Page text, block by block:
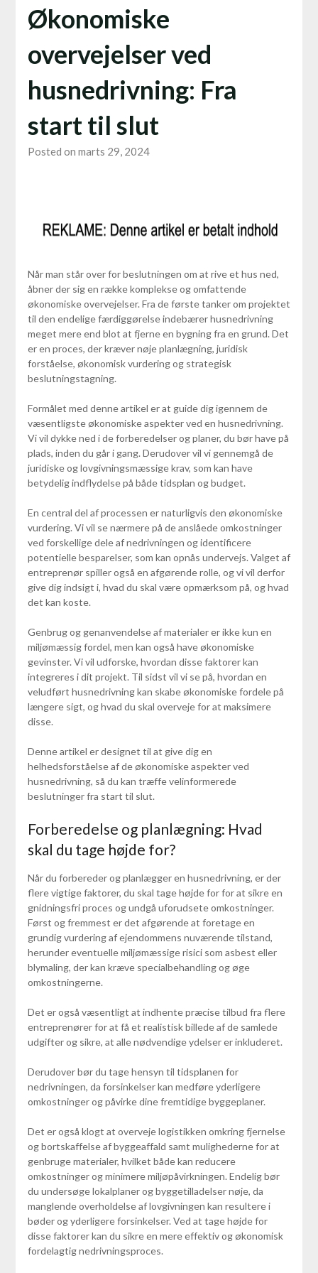
Økonomiske
overvejelser ved
husnedrivning: Fra
start til slut
Posted on marts 29, 2024
Når man står over for beslutningen om at rive et hus ned,
åbner der sig en række komplekse og omfattende
økonomiske overvejelser. Fra de første tanker om projektet
til den endelige færdiggørelse indebærer husnedrivning
meget mere end blot at fjerne en bygning fra en grund. Det
er en proces, der kræver nøje planlægning, juridisk
forståelse, økonomisk vurdering og strategisk
beslutningstagning.
Formålet med denne artikel er at guide dig igennem de
væsentligste økonomiske aspekter ved en husnedrivning.
Vi vil dykke ned i de forberedelser og planer, du bør have på
plads, inden du går i gang. Derudover vil vi gennemgå de
juridiske og lovgivningsmæssige krav, som kan have
betydelig indflydelse på både tidsplan og budget.
En central del af processen er naturligvis den økonomiske
vurdering. Vi vil se nærmere på de anslåede omkostninger
ved forskellige dele af nedrivningen og identificere
potentielle besparelser, som kan opnås undervejs. Valget af
entreprenør spiller også en afgørende rolle, og vi vil derfor
give dig indsigt i, hvad du skal være opmærksom på, og hvad
det kan koste.
Genbrug og genanvendelse af materialer er ikke kun en
miljømæssig fordel, men kan også have økonomiske
gevinster. Vi vil udforske, hvordan disse faktorer kan
integreres i dit projekt. Til sidst vil vi se på, hvordan en
veludført husnedrivning kan skabe økonomiske fordele på
længere sigt, og hvad du skal overveje for at maksimere
disse.
Denne artikel er designet til at give dig en
helhedsforståelse af de økonomiske aspekter ved
husnedrivning, så du kan træffe velinformerede
beslutninger fra start til slut.
Forberedelse og planlægning: Hvad
skal du tage højde for?
Når du forbereder og planlægger en husnedrivning, er der
flere vigtige faktorer, du skal tage højde for for at sikre en
gnidningsfri proces og undgå uforudsete omkostninger.
Først og fremmest er det afgørende at foretage en
grundig vurdering af ejendommens nuværende tilstand,
herunder eventuelle miljømæssige risici som asbest eller
blymaling, der kan kræve specialbehandling og øge
omkostningerne.
Det er også væsentligt at indhente præcise tilbud fra flere
entreprenører for at få et realistisk billede af de samlede
udgifter og sikre, at alle nødvendige ydelser er inkluderet.
Derudover bør du tage hensyn til tidsplanen for
nedrivningen, da forsinkelser kan medføre yderligere
omkostninger og påvirke dine fremtidige byggeplaner.
Det er også klogt at overveje logistikken omkring fjernelse
og bortskaffelse af byggeaffald samt mulighederne for at
genbruge materialer, hvilket både kan reducere
omkostninger og minimere miljøpåvirkningen. Endelig bør
du undersøge lokalplaner og byggetilladelser nøje, da
manglende overholdelse af lovgivningen kan resultere i
bøder og yderligere forsinkelser. Ved at tage højde for
disse faktorer kan du sikre en mere effektiv og økonomisk
fordelagtig nedrivningsproces.